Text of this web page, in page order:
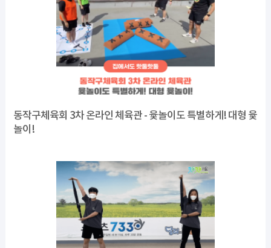
동작구체육회 3차 온라인 체육관 - 윷놀이도 특별하게! 대형 윷
놀이!